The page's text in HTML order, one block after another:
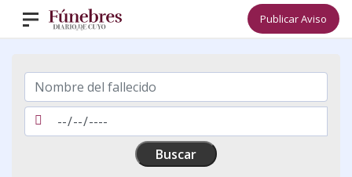
Publicar Aviso